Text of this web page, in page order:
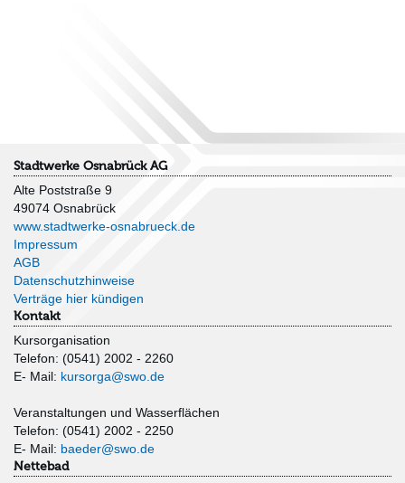
Stadtwerke Osnabrück AG
Alte Poststraße 9
49074 Osnabrück
www.stadtwerke-osnabrueck.de
Impressum
AGB
Datenschutzhinweise
Verträge hier kündigen
Kontakt
Kursorganisation
Telefon: (0541) 2002 - 2260
E- Mail: kursorga@swo.de
Veranstaltungen und Wasserflächen
Telefon: (0541) 2002 - 2250
E- Mail: baeder@swo.de
Nettebad